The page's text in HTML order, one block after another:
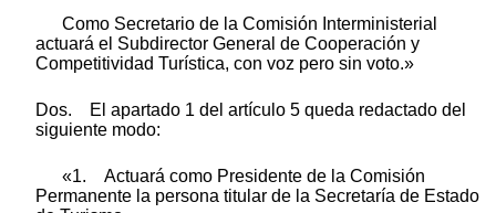
Como Secretario de la Comisión Interministerial
actuará el Subdirector General de Cooperación y
Competitividad Turística, con voz pero sin voto.»
Dos. El apartado 1 del artículo 5 queda redactado del
siguiente modo:
«1. Actuará como Presidente de la Comisión
Permanente la persona titular de la Secretaría de Estado